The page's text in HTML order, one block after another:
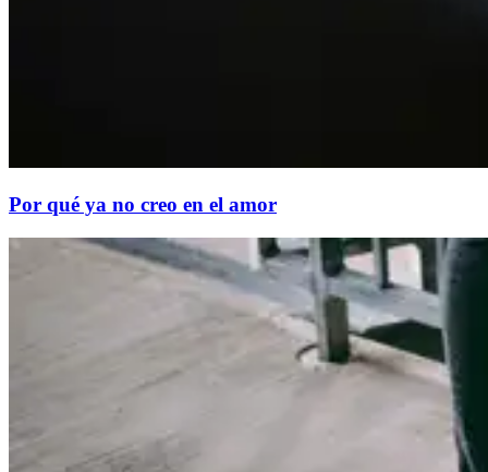
Por qué ya no creo en el amor